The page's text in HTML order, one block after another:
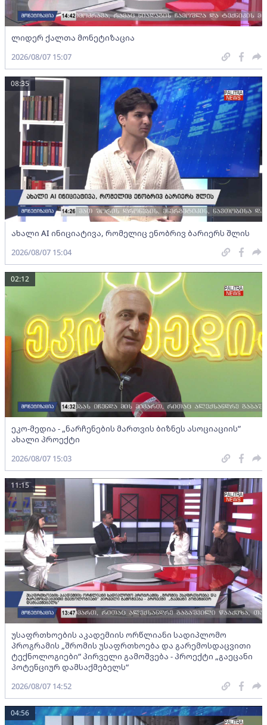
ლიდერ ქალთა მონეტიზაცია
2026/08/07 15:07
ახალი AI ინიციატივა, რომელიც ენობრივ ბარიერს შლის
08:35
2026/08/07 15:04
ეკო-მედია - „ნარჩენების მართვის ბიზნეს ასოციაციის”
ახალი პროექტი
02:12
2026/08/07 15:03
უსაფრთხოების აკადემიის ორწლიანი სადიპლომო
პროგრამის „შრომის უსაფრთხოება და გარემოსდაცვითი
ტექნოლოგიები“ პირველი გამოშვება - პროექტი „გაეცანი
პოტენციურ დამსაქმებელს“
11:15
2026/08/07 14:52
04:56